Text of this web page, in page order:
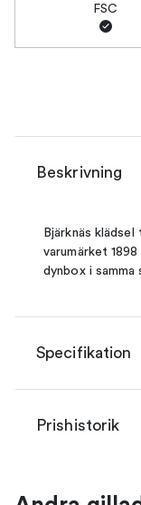
FSC
Beskrivning
Bjärknäs
varumärket
dynbox i samma
Specifikation
Prishistorik